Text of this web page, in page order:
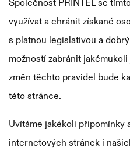
Společnost PRINTEL se
využívat a chránit získané
s platnou legislativou a
možností zabránit
změn těchto pravidel bude
této stránce.
Uvítáme jakékoli připomínky
internetových stránek i